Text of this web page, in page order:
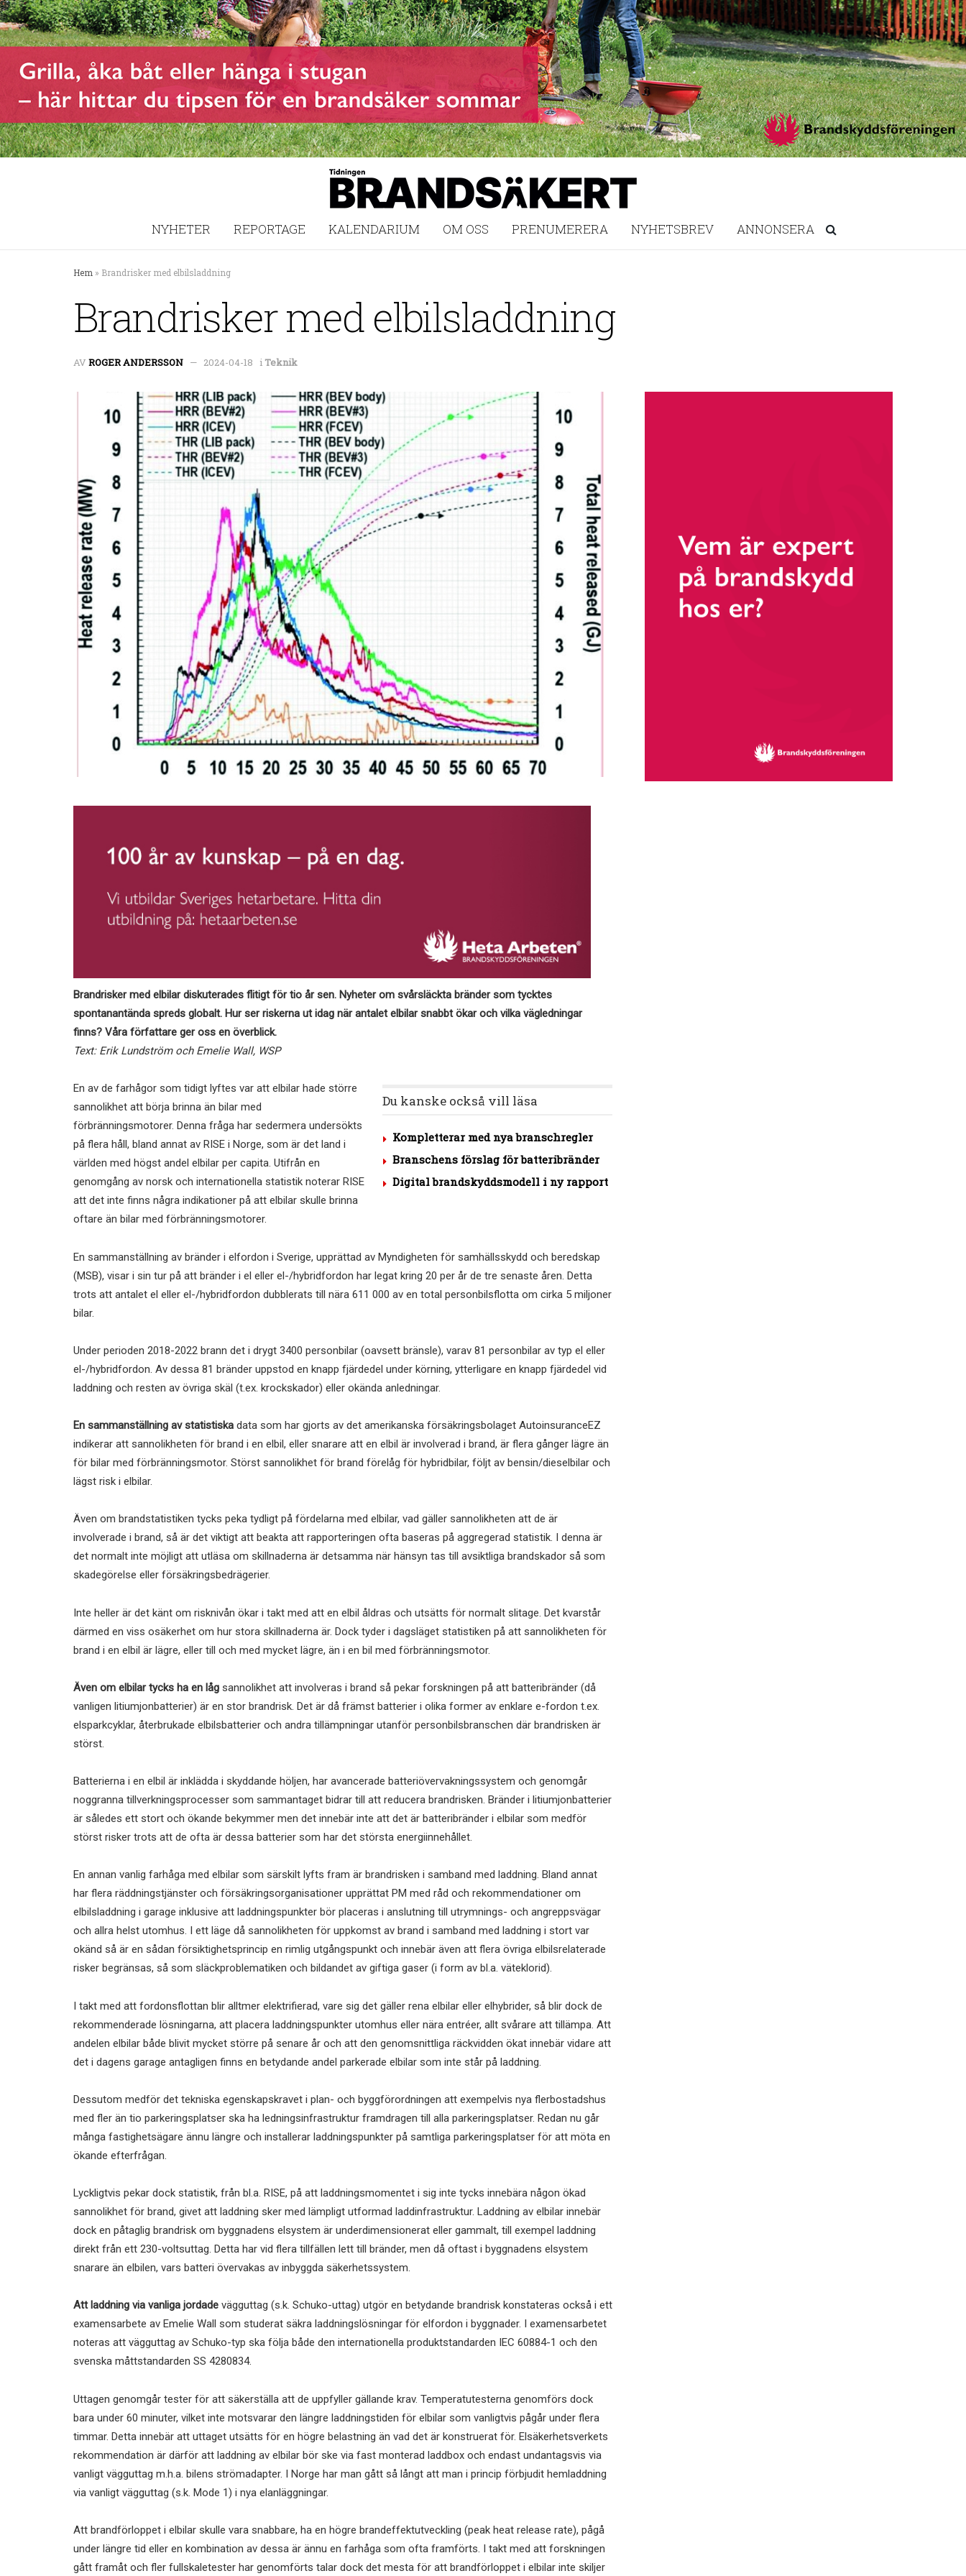
NYHETER REPORTAGE KALENDARIUM OM OSS PRENUMERERA NYHETSBREV ANNONSERA
Hem » Brandrisker med elbilsladdning
Brandrisker med elbilsladdning
AV ROGER ANDERSSON 2024-04-18 i Teknik
Brandrisker med elbilar diskuterades flitigt för tio år sen. Nyheter om svårsläckta bränder som tycktes
spontanantända spreds globalt. Hur ser riskerna ut idag när antalet elbilar snabbt ökar och vilka vägledningar
finns? Våra författare ger oss en överblick.
Text: Erik Lundström och Emelie Wall, WSP
Du kanske också vill läsa
Kompletterar med nya branschregler
Branschens förslag för batteribränder
Digital brandskyddsmodell i ny rapport
En av de farhågor som tidigt lyftes var att elbilar hade större
sannolikhet att börja brinna än bilar med
förbränningsmotorer. Denna fråga har sedermera undersökts
på flera håll, bland annat av RISE i Norge, som är det land i
världen med högst andel elbilar per capita. Utifrån en
genomgång av norsk och internationella statistik noterar RISE
att det inte finns några indikationer på att elbilar skulle brinna
oftare än bilar med förbränningsmotorer.
En sammanställning av bränder i elfordon i Sverige, upprättad av Myndigheten för samhällsskydd och beredskap
(MSB), visar i sin tur på att bränder i el eller el-/hybridfordon har legat kring 20 per år de tre senaste åren. Detta
trots att antalet el eller el-/hybridfordon dubblerats till nära 611 000 av en total personbilsflotta om cirka 5 miljoner
bilar.
Under perioden 2018-2022 brann det i drygt 3400 personbilar (oavsett bränsle), varav 81 personbilar av typ el eller
el-/hybridfordon. Av dessa 81 bränder uppstod en knapp fjärdedel under körning, ytterligare en knapp fjärdedel vid
laddning och resten av övriga skäl (t.ex. krockskador) eller okända anledningar.
En sammanställning av statistiska data som har gjorts av det amerikanska försäkringsbolaget AutoinsuranceEZ
indikerar att sannolikheten för brand i en elbil, eller snarare att en elbil är involverad i brand, är flera gånger lägre än
för bilar med förbränningsmotor. Störst sannolikhet för brand förelåg för hybridbilar, följt av bensin/dieselbilar och
lägst risk i elbilar.
Även om brandstatistiken tycks peka tydligt på fördelarna med elbilar, vad gäller sannolikheten att de är
involverade i brand, så är det viktigt att beakta att rapporteringen ofta baseras på aggregerad statistik. I denna är
det normalt inte möjligt att utläsa om skillnaderna är detsamma när hänsyn tas till avsiktliga brandskador så som
skadegörelse eller försäkringsbedrägerier.
Inte heller är det känt om risknivån ökar i takt med att en elbil åldras och utsätts för normalt slitage. Det kvarstår
därmed en viss osäkerhet om hur stora skillnaderna är. Dock tyder i dagsläget statistiken på att sannolikheten för
brand i en elbil är lägre, eller till och med mycket lägre, än i en bil med förbränningsmotor.
Även om elbilar tycks ha en låg sannolikhet att involveras i brand så pekar forskningen på att batteribränder (då
vanligen litiumjonbatterier) är en stor brandrisk. Det är då främst batterier i olika former av enklare e-fordon t.ex.
elsparkcyklar, återbrukade elbilsbatterier och andra tillämpningar utanför personbilsbranschen där brandrisken är
störst.
Batterierna i en elbil är inklädda i skyddande höljen, har avancerade batteriövervakningssystem och genomgår
noggranna tillverkningsprocesser som sammantaget bidrar till att reducera brandrisken. Bränder i litiumjonbatterier
är således ett stort och ökande bekymmer men det innebär inte att det är batteribränder i elbilar som medför
störst risker trots att de ofta är dessa batterier som har det största energiinnehållet.
En annan vanlig farhåga med elbilar som särskilt lyfts fram är brandrisken i samband med laddning. Bland annat
har flera räddningstjänster och försäkringsorganisationer upprättat PM med råd och rekommendationer om
elbilsladdning i garage inklusive att laddningspunkter bör placeras i anslutning till utrymnings- och angreppsvägar
och allra helst utomhus. I ett läge då sannolikheten för uppkomst av brand i samband med laddning i stort var
okänd så är en sådan försiktighetsprincip en rimlig utgångspunkt och innebär även att flera övriga elbilsrelaterade
risker begränsas, så som släckproblematiken och bildandet av giftiga gaser (i form av bl.a. väteklorid).
I takt med att fordonsflottan blir alltmer elektrifierad, vare sig det gäller rena elbilar eller elhybrider, så blir dock de
rekommenderade lösningarna, att placera laddningspunkter utomhus eller nära entréer, allt svårare att tillämpa. Att
andelen elbilar både blivit mycket större på senare år och att den genomsnittliga räckvidden ökat innebär vidare att
det i dagens garage antagligen finns en betydande andel parkerade elbilar som inte står på laddning.
Dessutom medför det tekniska egenskapskravet i plan- och byggförordningen att exempelvis nya flerbostadshus
med fler än tio parkeringsplatser ska ha ledningsinfrastruktur framdragen till alla parkeringsplatser. Redan nu går
många fastighetsägare ännu längre och installerar laddningspunkter på samtliga parkeringsplatser för att möta en
ökande efterfrågan.
Lyckligtvis pekar dock statistik, från bl.a. RISE, på att laddningsmomentet i sig inte tycks innebära någon ökad
sannolikhet för brand, givet att laddning sker med lämpligt utformad laddinfrastruktur. Laddning av elbilar innebär
dock en påtaglig brandrisk om byggnadens elsystem är underdimensionerat eller gammalt, till exempel laddning
direkt från ett 230-voltsuttag. Detta har vid flera tillfällen lett till bränder, men då oftast i byggnadens elsystem
snarare än elbilen, vars batteri övervakas av inbyggda säkerhetssystem.
Att laddning via vanliga jordade vägguttag (s.k. Schuko-uttag) utgör en betydande brandrisk konstateras också i ett
examensarbete av Emelie Wall som studerat säkra laddningslösningar för elfordon i byggnader. I examensarbetet
noteras att vägguttag av Schuko-typ ska följa både den internationella produktstandarden IEC 60884-1 och den
svenska måttstandarden SS 4280834.
Uttagen genomgår tester för att säkerställa att de uppfyller gällande krav. Temperatutesterna genomförs dock
bara under 60 minuter, vilket inte motsvarar den längre laddningstiden för elbilar som vanligtvis pågår under flera
timmar. Detta innebär att uttaget utsätts för en högre belastning än vad det är konstruerat för. Elsäkerhetsverkets
rekommendation är därför att laddning av elbilar bör ske via fast monterad laddbox och endast undantagsvis via
vanligt vägguttag m.h.a. bilens strömadapter. I Norge har man gått så långt att man i princip förbjudit hemladdning
via vanligt vägguttag (s.k. Mode 1) i nya elanläggningar.
Att brandförloppet i elbilar skulle vara snabbare, ha en högre brandeffektutveckling (peak heat release rate), pågå
under längre tid eller en kombination av dessa är ännu en farhåga som ofta framförts. I takt med att forskningen
gått framåt och fler fullskaletester har genomförts talar dock det mesta för att brandförloppet i elbilar inte skiljer